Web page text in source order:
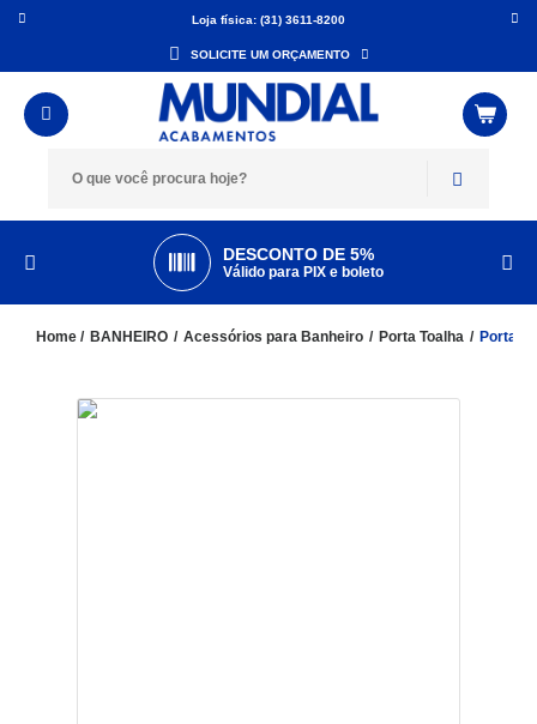
Loja física: (31) 3611-8200
SOLICITE UM ORÇAMENTO
DESCONTO DE 5%
Válido para PIX e boleto
BANHEIRO Acessórios para Banheiro Porta Toalha Porta